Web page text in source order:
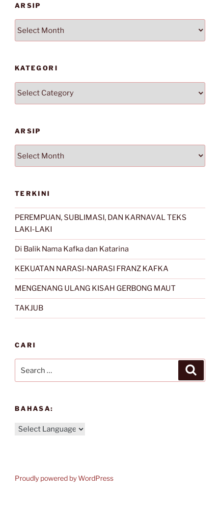
ARSIP
KATEGORI
Kategori
ARSIP
TERKINI
PEREMPUAN, SUBLIMASI, DAN KARNAVAL TEKS
LAKI-LAKI
Di Balik Nama Kafka dan Katarina
KEKUATAN NARASI-NARASI FRANZ KAFKA
MENGENANG ULANG KISAH GERBONG MAUT
TAKJUB
CARI
BAHASA:
Proudly powered by WordPress